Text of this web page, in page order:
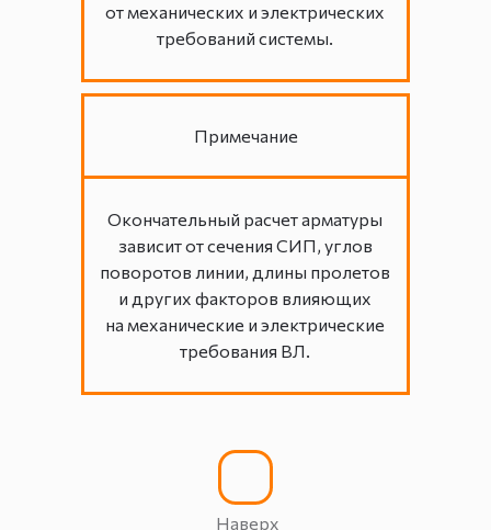
от механических и электрических
требований системы.
Окончательный расчет арматуры
зависит от сечения СИП, углов
поворотов линии, длины пролетов
и других факторов влияющих
на механические и электрические
требования ВЛ.
Примечание
Наверх